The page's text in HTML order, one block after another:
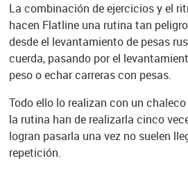
La combinación de ejercicios y el
hacen Flatline una rutina tan
desde el levantamiento de pesas
cuerda, pasando por el
peso o echar carreras con pesas.
Todo ello lo realizan con un
la rutina han de realizarla cinco
logran pasarla una vez no suelen
repetición.